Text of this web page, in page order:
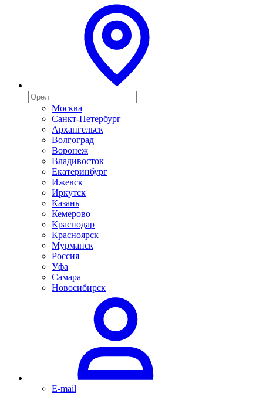
Москва
Санкт-Петербург
Архангельск
Волгоград
Воронеж
Владивосток
Екатеринбург
Ижевск
Иркутск
Казань
Кемерово
Краснодар
Красноярск
Мурманск
Россия
Уфа
Самара
Новосибирск
E-mail